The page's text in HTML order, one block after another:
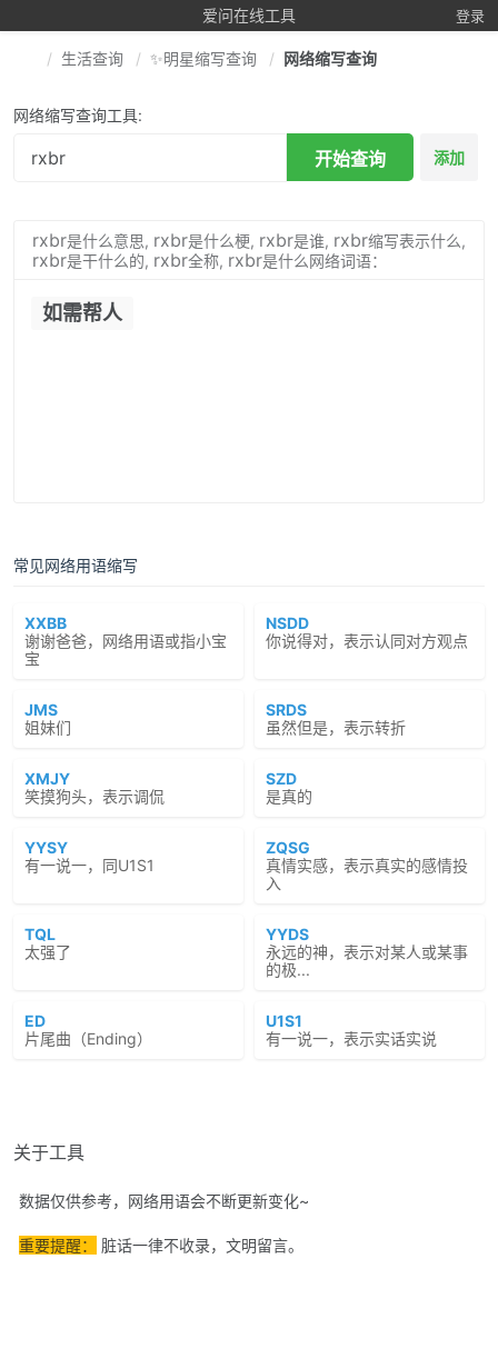
爱问在线工具 登录
生活查询 ✨明星缩写查询 网络缩写查询
网络缩写查询工具:
开始查询 添加
rxbr是什么意思, rxbr是什么梗, rxbr是谁, rxbr缩写表示什么,
rxbr是干什么的, rxbr全称, rxbr是什么网络词语：
如需帮人
常见网络用语缩写
XXBB
谢谢爸爸，网络用语或指小宝
宝
NSDD
你说得对，表示认同对方观点
JMS
姐妹们
SRDS
虽然但是，表示转折
XMJY
笑摸狗头，表示调侃
SZD
是真的
YYSY
有一说一，同U1S1
ZQSG
真情实感，表示真实的感情投
入
TQL
太强了
YYDS
永远的神，表示对某人或某事
的极...
ED
片尾曲（Ending）
U1S1
有一说一，表示实话实说
关于工具
数据仅供参考，网络用语会不断更新变化~
重要提醒： 脏话一律不收录，文明留言。